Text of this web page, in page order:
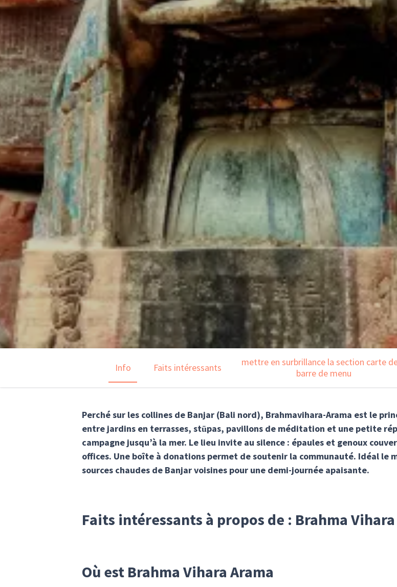
Info Faits intéressants
mettre en surbrillance la section carte
barre de menu
Perché sur les collines de Banjar (Bali nord), Brahmavihara-Arama est le
entre jardins en terrasses, stūpas, pavillons de méditation et une petite
campagne jusqu’à la mer. Le lieu invite au silence : épaules et genoux
offices. Une boîte à donations permet de soutenir la communauté. Idéal le
sources chaudes de Banjar voisines pour une demi-journée apaisante.
Faits intéressants à propos de : Brahma
Où est Brahma Vihara Arama